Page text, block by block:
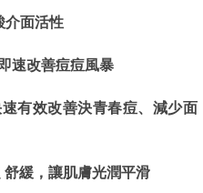
介面活性
速改善痘痘風暴
有效改善決青春痘、減少面
緩，讓肌膚光潤平滑